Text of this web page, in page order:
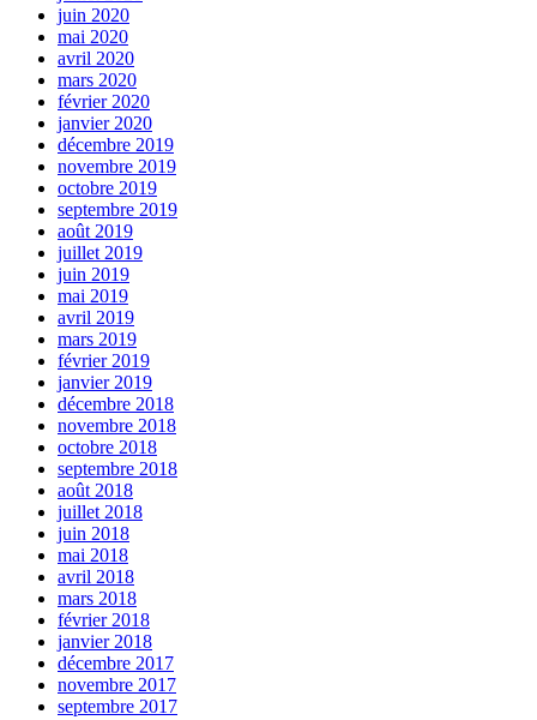
juin 2020
mai 2020
avril 2020
mars 2020
février 2020
janvier 2020
décembre 2019
novembre 2019
octobre 2019
septembre 2019
août 2019
juillet 2019
juin 2019
mai 2019
avril 2019
mars 2019
février 2019
janvier 2019
décembre 2018
novembre 2018
octobre 2018
septembre 2018
août 2018
juillet 2018
juin 2018
mai 2018
avril 2018
mars 2018
février 2018
janvier 2018
décembre 2017
novembre 2017
septembre 2017